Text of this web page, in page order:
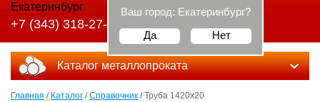
Ваш город: Екатеринбург?
Да
Нет
Екатеринбург
+7 (343) 318-27-56
Каталог металлопроката
Главная / Каталог /Справочник / Труба 1420х20